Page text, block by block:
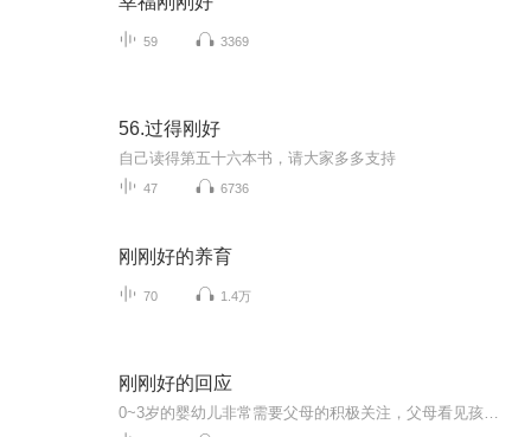
59 3369
56.过得刚好
自己读得第五十六本书，请大家多多支持
47 6736
刚刚好的养育
70 1.4万
刚刚好的回应